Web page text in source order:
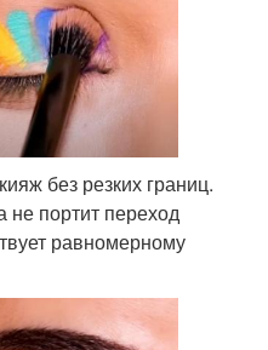
без резких границ.
​​не портит переход
равномерному